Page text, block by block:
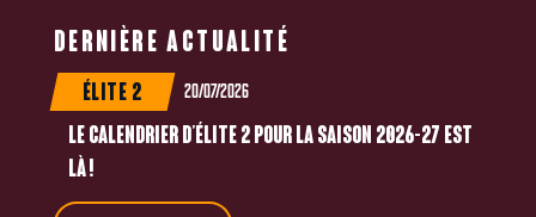
DERNIÈRE ACTUALITÉ
ÉLITE 2 20/07/2026
LE CALENDRIER D’ÉLITE 2 POUR LA SAISON 2026-27 EST
LÀ !